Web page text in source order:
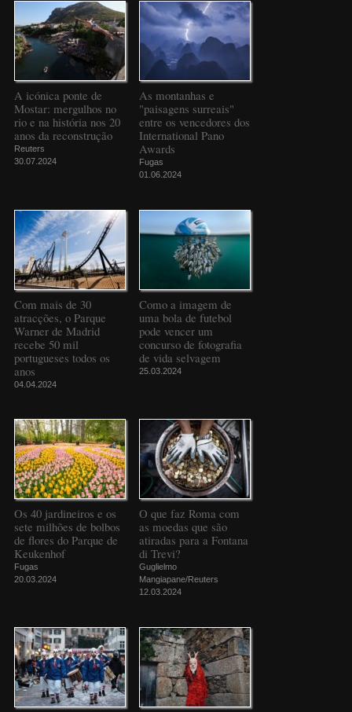
A icónica ponte de
Mostar: mergulhos no
rio e na história nos 20
anos da reconstrução
Reuters
30.07.2024
As montanhas e
"paisagens surreais"
entre os vencedores dos
International Pano
Awards
Fugas
01.06.2024
Com mais de 30
atracções, o Parque
Warner de Madrid
recebe 50 mil
portugueses todos os
anos
04.04.2024
Como a imagem de
uma bola de futebol
pode vencer um
concurso de fotografia
de vida selvagem
25.03.2024
Os 40 jardineiros e os
sete milhões de bolbos
de flores do Parque de
Keukenhof
Fugas
20.03.2024
O que faz Roma com
as moedas que são
atiradas para a Fontana
di Trevi?
Guglielmo
Mangiapane/Reuters
12.03.2024